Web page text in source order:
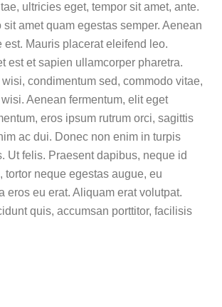
ultricies eget, tempor sit amet, ante.
sit amet quam egestas semper. Aenean
est. Mauris placerat eleifend leo.
est et sapien ullamcorper pharetra.
condimentum sed, commodo vitae,
Aenean fermentum, elit eget
eros ipsum rutrum orci, sagittis
ac dui. Donec non enim in turpis
Ut felis. Praesent dapibus, neque id
tortor neque egestas augue, eu
eros eu erat. Aliquam erat volutpat.
quis, accumsan porttitor, facilisis